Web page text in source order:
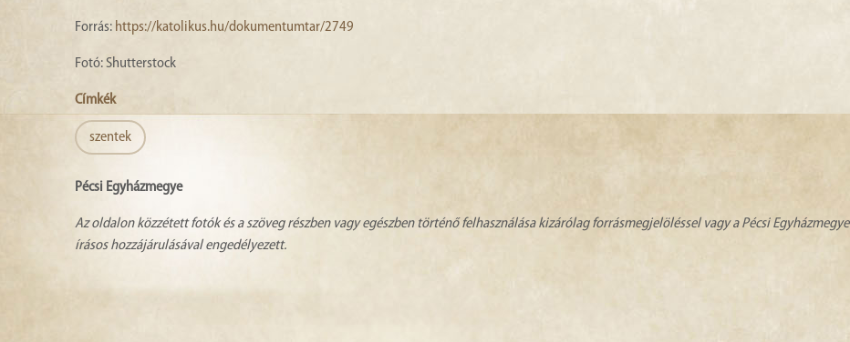
Forrás: https://katolikus.hu/dokumentumtar/2749
Fotó: Shutterstock
Címkék
szentek
Pécsi Egyházmegye
Az oldalon közzétett fotók és a szöveg részben vagy egészben történő felhasználása kizárólag forrásmegjelöléssel vagy a Pécsi Egyházmegye
írásos hozzájárulásával engedélyezett.